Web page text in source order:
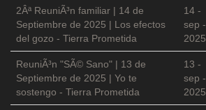
2Âª ReuniÃ³n familiar | 14 de
Septiembre de 2025 | Los efectos
del gozo - Tierra Prometida
14 -
sep -
2025
ReuniÃ³n "SÃ© Sano" | 13 de
Septiembre de 2025 | Yo te
sostengo - Tierra Prometida
13 -
sep -
2025